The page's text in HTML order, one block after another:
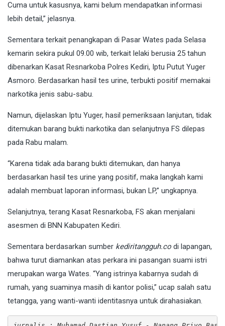
Cuma untuk kasusnya, kami belum mendapatkan informasi
lebih detail,” jelasnya.
Sementara terkait penangkapan di Pasar Wates pada Selasa
kemarin sekira pukul 09.00 wib, terkait lelaki berusia 25 tahun
dibenarkan Kasat Resnarkoba Polres Kediri, Iptu Putut Yuger
Asmoro. Berdasarkan hasil tes urine, terbukti positif memakai
narkotika jenis sabu-sabu.
Namun, dijelaskan Iptu Yuger, hasil pemeriksaan lanjutan, tidak
ditemukan barang bukti narkotika dan selanjutnya FS dilepas
pada Rabu malam.
“Karena tidak ada barang bukti ditemukan, dan hanya
berdasarkan hasil tes urine yang positif, maka langkah kami
adalah membuat laporan informasi, bukan LP,” ungkapnya.
Selanjutnya, terang Kasat Resnarkoba, FS akan menjalani
asesmen di BNN Kabupaten Kediri.
Sementara berdasarkan sumber kediritangguh.co di lapangan,
bahwa turut diamankan atas perkara ini pasangan suami istri
merupakan warga Wates. “Yang istrinya kabarnya sudah di
rumah, yang suaminya masih di kantor polisi,” ucap salah satu
tetangga, yang wanti-wanti identitasnya untuk dirahasiakan.